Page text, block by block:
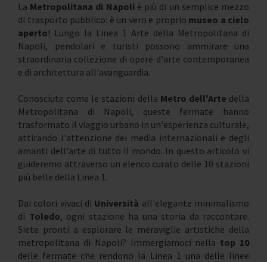
La Metropolitana di Napoli è più di un semplice mezzo
di trasporto pubblico: è un vero e proprio museo a cielo
aperto! Lungo la Linea 1 Arte della Metropolitana di
Napoli, pendolari e turisti possono ammirare una
straordinaria collezione di opere d'arte contemporanea
e di architettura all'avanguardia.
Conosciute come le stazioni della Metro dell'Arte della
Metropolitana di Napoli, queste fermate hanno
trasformato il viaggio urbano in un'esperienza culturale,
attirando l'attenzione dei media internazionali e degli
amanti dell'arte di tutto il mondo. In questo articolo vi
guideremo attraverso un elenco curato delle 10 stazioni
più belle della Linea 1.
Dai colori vivaci di Università all'elegante minimalismo
di Toledo, ogni stazione ha una storia da raccontare.
Siete pronti a esplorare le meraviglie artistiche della
metropolitana di Napoli? Immergiamoci nella top 10
delle fermate che rendono la Linea 1 una delle linee